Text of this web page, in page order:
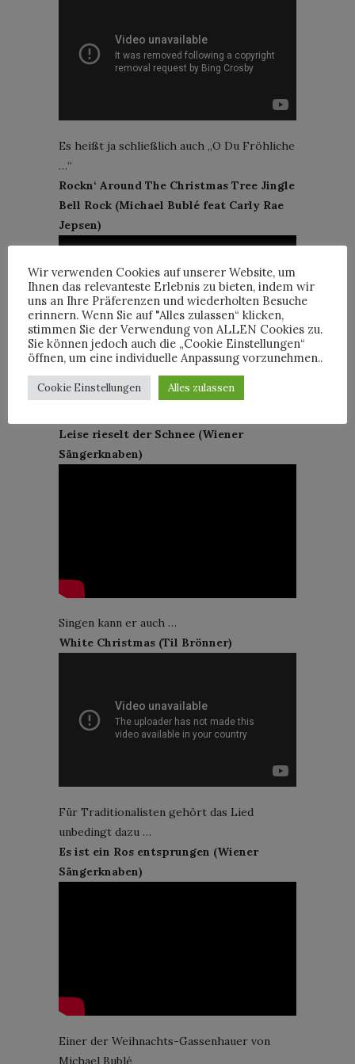
Es heißt ja schließlich auch „O Du Fröhliche
…“
Rockn‘ Around The Christmas Tree Jingle
Bell Rock (Michael Bublé feat Carly Rae
Jepsen)
Aber wieder keine weißen Weihnachten bei
Leise rieselt der Schnee (Wiener
Sängerknaben)
Singen kann er auch …
White Christmas (Til Brönner)
Für Traditionalisten gehört das Lied
unbedingt dazu …
Es ist ein Ros entsprungen (Wiener
Sängerknaben)
Einer der Weihnachts-Gassenhauer von
Michael Bublé
Wir verwenden Cookies auf unserer Website, um
Ihnen das relevanteste Erlebnis zu bieten, indem wir
uns an Ihre Präferenzen und wiederholten Besuche
erinnern. Wenn Sie auf "Alles zulassen“ klicken,
stimmen Sie der Verwendung von ALLEN Cookies zu.
Sie können jedoch auch die „Cookie Einstellungen“
öffnen, um eine individuelle Anpassung vorzunehmen..
Cookie Einstellungen Alles zulassen